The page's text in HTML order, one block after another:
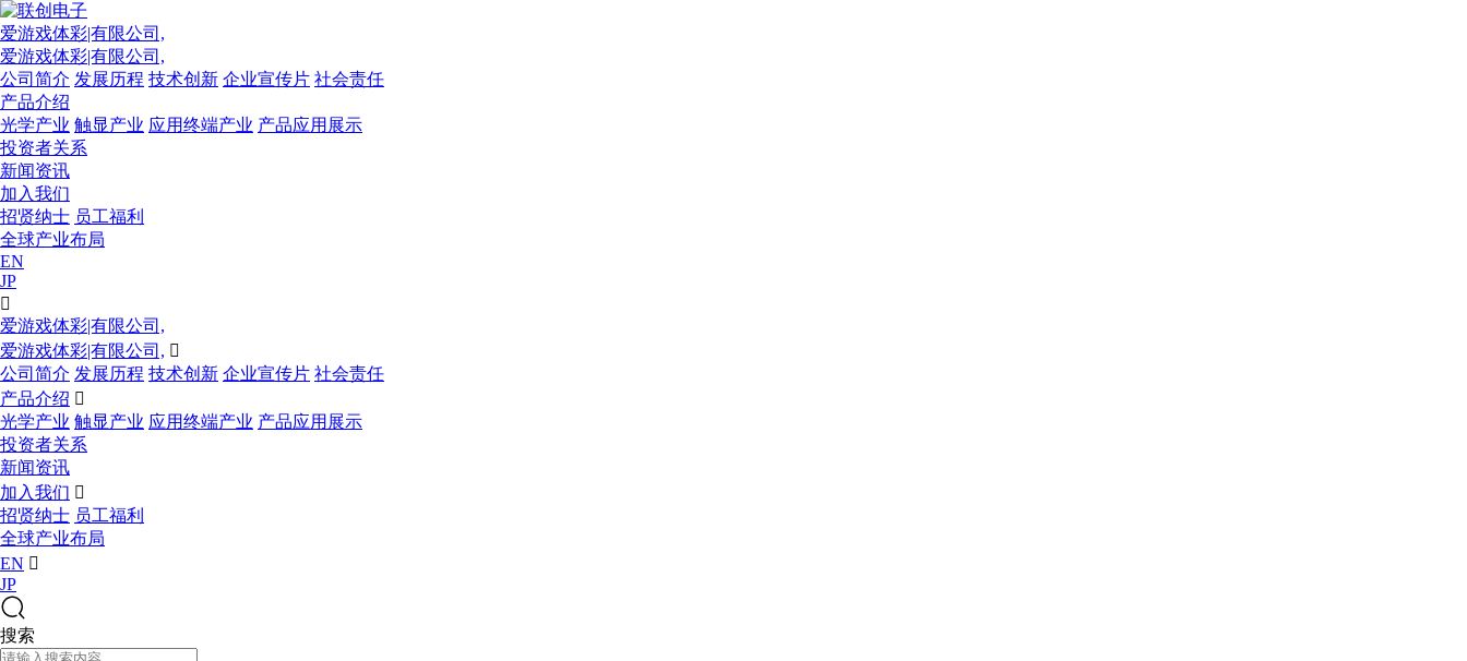
爱游戏体彩|有限公司,
爱游戏体彩|有限公司,
公司简介 发展历程 技术创新 企业宣传片 社会责任
产品介绍
光学产业 触显产业 应用终端产业 产品应用展示
投资者关系
新闻资讯
加入我们
招贤纳士 员工福利
全球产业布局
EN
JP

爱游戏体彩|有限公司,
爱游戏体彩|有限公司, 
公司简介 发展历程 技术创新 企业宣传片 社会责任
产品介绍 
光学产业 触显产业 应用终端产业 产品应用展示
投资者关系
新闻资讯
加入我们 
招贤纳士 员工福利
全球产业布局
EN 
JP
搜索